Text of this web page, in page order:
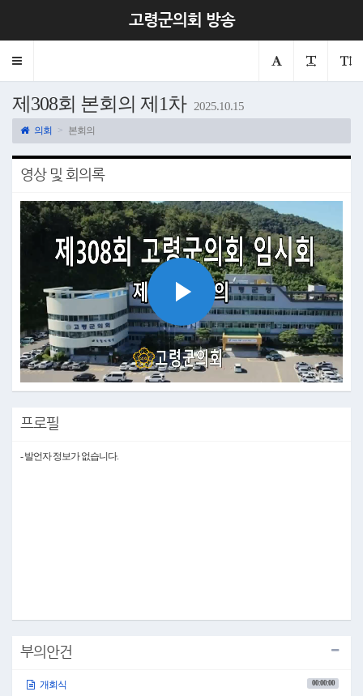
고령군의회 방송
Toggle
제308회 본회의 제1차 2025.10.15
의회 본회의
영상 및 회의록
Play
Video
프로필
- 발언자 정보가 없습니다.
부의안건
개회식 00:00:00